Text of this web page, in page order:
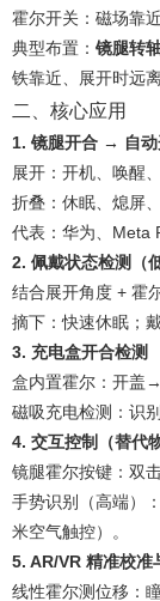
霍尔开关：磁场靠
典型布置： 镜腿转
铁靠近、展开时远离
二、核心应用
1. 镜腿开合 → 自动
展开：开机、唤醒
折叠：休眠、熄屏
代表：华为、Meta
2. 佩戴状态检测（
结合展开角度 + 霍
摘下：快速休眠；
3. 充电盒开合检测
盒内置霍尔：开盖
磁吸充电检测：识
4. 交互控制（替代
镜腿霍尔按键：双
手势识别（高端）
米空气触控）。
5. AR/VR 精准校准
线性霍尔测位移：